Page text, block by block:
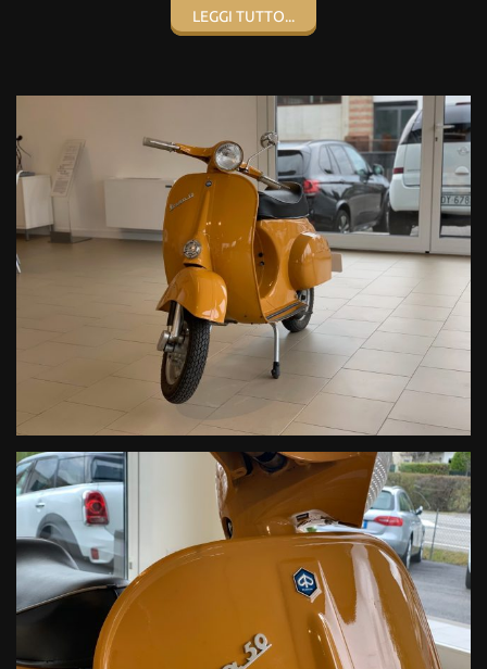
economiche per i servizi di officina, carrozzeria, gommista, e tutto
ciò che comprende il mondo dell'automobile.
Permuta usato su usato
Per info e prove:
FiorAuto - 0432.1843648
Luca - 334.8247747
LEGGI TUTTO...